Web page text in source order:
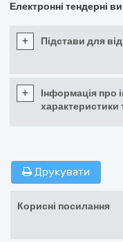
Електронні тендерні
+ Підстави для
+
Інформація про
характеристики
Друкувати
Корисні посилання